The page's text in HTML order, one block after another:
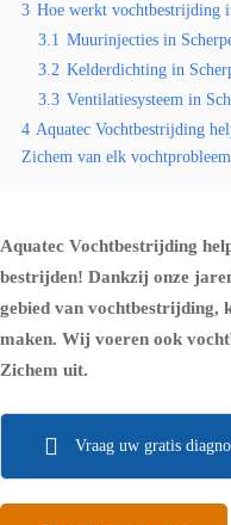
3 Hoe werkt vochtbestrijding
3.1 Muurinjecties in
3.2 Kelderdichting in
3.3 Ventilatiesysteem in
4 Aquatec Vochtbestrijding
Zichem van elk
Aquatec Vochtbestrijding
bestrijden! Dankzij onze
gebied van vochtbestrijding,
maken. Wij voeren ook
Zichem uit.
Vraag uw gratis